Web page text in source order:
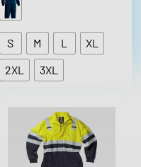
D
O
S
:
S M L
XL
2XL
3XL